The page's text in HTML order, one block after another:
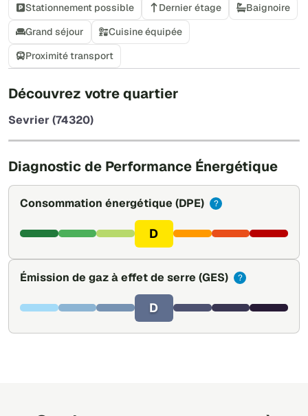
Stationnement possible Dernier étage
Baignoire
Grand séjour
Cuisine équipée
Proximité transport
Découvrez votre quartier
Sevrier (74320)
Diagnostic de Performance Énergétique
Consommation énergétique (DPE) ?
D
Émission de gaz à effet de serre (GES) ?
D